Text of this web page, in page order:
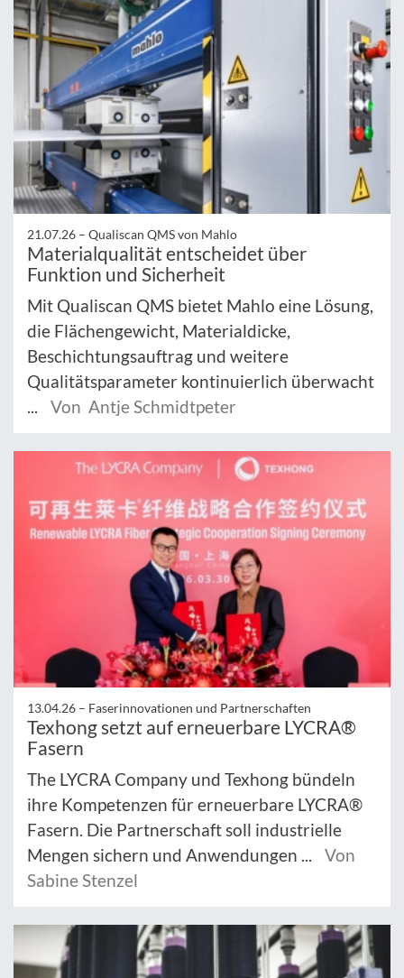
21.07.26 – Qualiscan QMS von Mahlo
Materialqualität entscheidet über
Funktion und Sicherheit
Mit Qualiscan QMS bietet Mahlo eine Lösung,
die Flächengewicht, Materialdicke,
Beschichtungsauftrag und weitere
Qualitätsparameter kontinuierlich überwacht
...
Von Antje Schmidtpeter
13.04.26 – Faserinnovationen und Partnerschaften
Texhong setzt auf erneuerbare LYCRA®
Fasern
The LYCRA Company und Texhong bündeln
ihre Kompetenzen für erneuerbare LYCRA®
Fasern. Die Partnerschaft soll industrielle
Mengen sichern und Anwendungen ...
Von
Sabine Stenzel